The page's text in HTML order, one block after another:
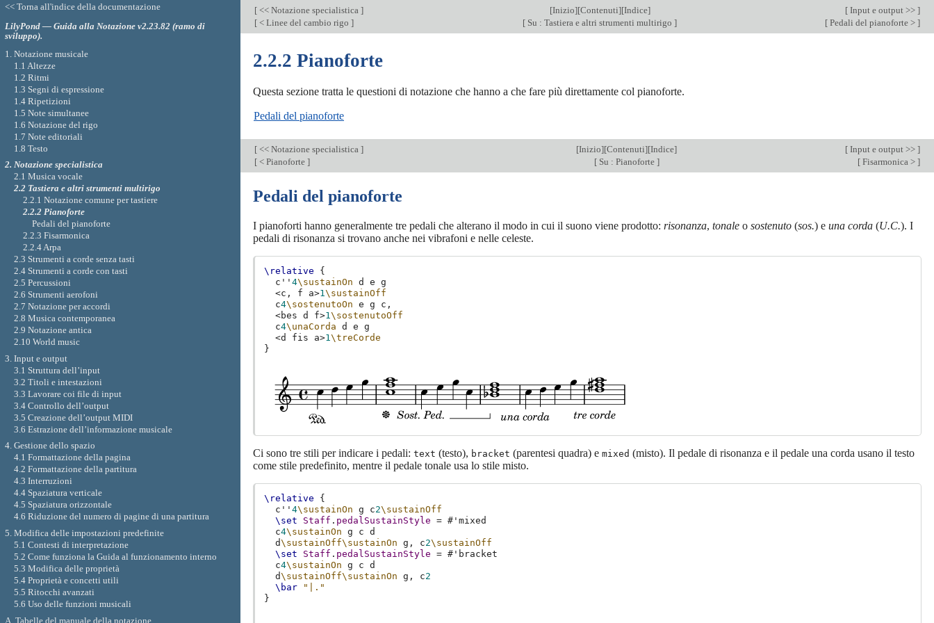
[ << Notazione specialistica ] [Inizio][Contenuti][Indice] [ Input e output >> ]
[ < Linee del cambio rigo ] [ Su : Tastiera e altri strumenti multirigo ] [ Pedali del pianoforte > ]
2.2.2 Pianoforte
Questa sezione tratta le questioni di notazione che hanno a che fare più direttamente col pianoforte.
Pedali del pianoforte
[ << Notazione specialistica ] [Inizio][Contenuti][Indice] [ Input e output >> ]
[ < Pianoforte ] [Su : Pianoforte ] [ Fisarmonica > ]
Pedali del pianoforte
I pianoforti hanno generalmente tre pedali che alterano il modo in cui il suono viene prodotto: risonanza, tonale o sostenuto (sos.) e una corda (U.C.). I
pedali di risonanza si trovano anche nei vibrafoni e nelle celeste.
\relative
{
c''4\sustainOn d e
g
<c, f a>1\sustainOff
c4\sostenutoOn e g
c,
<bes d f>1\sostenutoOff
c4\unaCorda d e
g
<d fis a>1\treCorde
}
Ci sono tre stili per indicare i pedali: text (testo), bracket (parentesi quadra) e mixed (misto). Il pedale di risonanza e il pedale una corda usano il testo
come stile predefinito, mentre il pedale tonale usa lo stile misto.
\relative
{
c''4\sustainOn g c2\sustainOff
\set
Staff . pedalSustainStyle = # 'mixed
c4\sustainOn g c
d
d\sustainOff\sustainOn g, c2\sustainOff
\set
Staff . pedalSustainStyle = # 'bracket
c4\sustainOn g c
d
d\sustainOff\sustainOn g, c2
\bar
"|."
}
<< Torna all'indice della documentazione
LilyPond — Guida alla Notazione v2.23.82 (ramo di
sviluppo).
1. Notazione musicale
1.1 Altezze
1.2 Ritmi
1.3 Segni di espressione
1.4 Ripetizioni
1.5 Note simultanee
1.6 Notazione del rigo
1.7 Note editoriali
1.8 Testo
2. Notazione specialistica
2.1 Musica vocale
2.2 Tastiera e altri strumenti multirigo
2.2.1 Notazione comune per tastiere
2.2.2 Pianoforte
Pedali del pianoforte
2.2.3 Fisarmonica
2.2.4 Arpa
2.3 Strumenti a corde senza tasti
2.4 Strumenti a corde con tasti
2.5 Percussioni
2.6 Strumenti aerofoni
2.7 Notazione per accordi
2.8 Musica contemporanea
2.9 Notazione antica
2.10 World music
3. Input e output
3.1 Struttura dell’input
3.2 Titoli e intestazioni
3.3 Lavorare coi file di input
3.4 Controllo dell’output
3.5 Creazione dell’output MIDI
3.6 Estrazione dell’informazione musicale
4. Gestione dello spazio
4.1 Formattazione della pagina
4.2 Formattazione della partitura
4.3 Interruzioni
4.4 Spaziatura verticale
4.5 Spaziatura orizzontale
4.6 Riduzione del numero di pagine di una partitura
5. Modifica delle impostazioni predefinite
5.1 Contesti di interpretazione
5.2 Come funziona la Guida al funzionamento interno
5.3 Modifica delle proprietà
5.4 Proprietà e concetti utili
5.5 Ritocchi avanzati
5.6 Uso delle funzioni musicali
A. Tabelle del manuale della notazione